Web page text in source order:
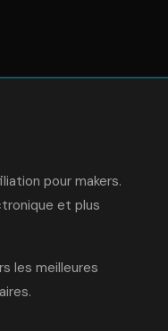
pour makers.
et plus
les meilleures